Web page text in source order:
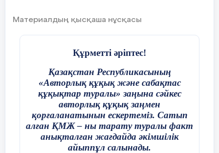
№472 бұйрығы бойынша жасалған
ҚМЖ келесі бетте
Бұл ҚМЖ ust.kz сайтында
жасалынған. «USTAZ tilegi» ғылыми-
әдістемелік орталығының
сайтынының ҚМЖ бөлімінде кез-
Материалдың қысқаша нұсқасы
Құрметті әріптес!
Қазақстан Республикасының
«Авторлық құқық және сабақтас
құқықтар туралы» заңына сәйкес
авторлық құқық заңмен
қорғаланатынын ескертеміз. Сатып
алған ҚМЖ – ны тарату туралы факт
анықталған жағдайда әкімшілік
айыппұл салынады.